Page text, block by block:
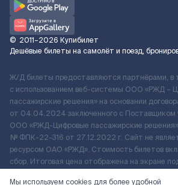
© 2011–2026 Купибилет
Дешёвые билеты на самолёт и поезд,
Ж/Д билеты предоставляются партнёрами, в
с использованием веб-системы ООО «РЖД –
пассажирские решения» на основании
от 04.04.2024 заключенного с Поставщиком
ООО «РЖД-Цифровые пассажирские
№ ФПК-22-316 от 27.12.2022 г. Сайт не
ресурсом ОАО «РЖД». Стоимость билетов
сбор. Итоговая цена отображена на экране
Мы используем cookies для более удобной